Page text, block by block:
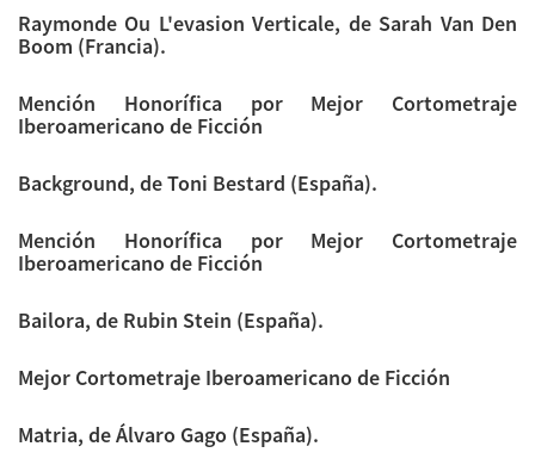
Raymonde Ou L'evasion Verticale, de Sarah Van Den
Boom (Francia).
Mención Honorífica por Mejor Cortometraje
Iberoamericano de Ficción
Background, de Toni Bestard (España).
Mención Honorífica por Mejor Cortometraje
Iberoamericano de Ficción
Bailora, de Rubin Stein (España).
Mejor Cortometraje Iberoamericano de Ficción
Matria, de Álvaro Gago (España).